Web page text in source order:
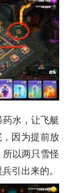
水，让飞艇
因为提前放
以两只雪怪
引出来的。